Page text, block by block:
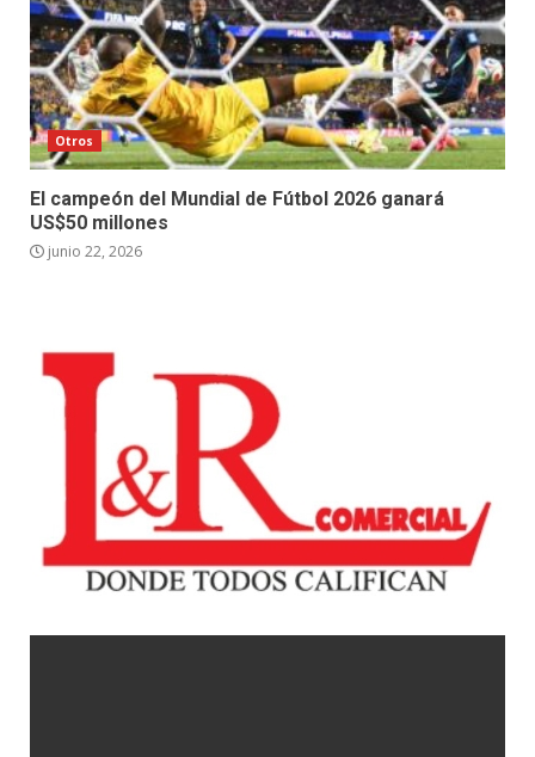
Otros
El campeón del Mundial de Fútbol 2026 ganará
US$50 millones
junio 22, 2026